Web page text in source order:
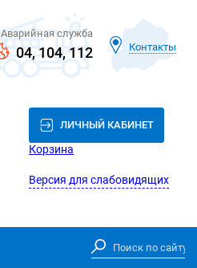
Аварийная служба
04,104,112 Контакты
ЛИЧНЫЙ КАБИНЕТ
Корзина
Версия для слабовидящих